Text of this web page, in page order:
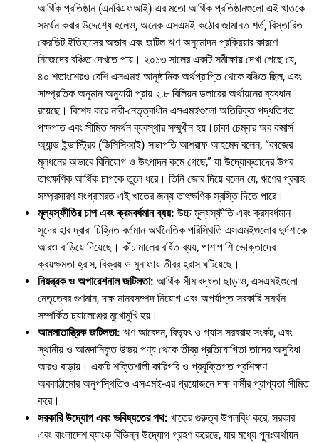
আর্থিক প্রতিষ্ঠান (এনবিএফআই) এর মতো আর্থিক প্রতিষ্ঠানগুলো এই খাতকে
সমর্থন করার উদ্দেশ্যে হলেও, অনেক এসএমই কঠোর জামানত শর্ত, বিস্তারিত
ক্রেডিট ইতিহাসের অভাব এবং জটিল ঋণ অনুমোদন প্রক্রিয়ার কারণে
নিজেদের বঞ্চিত দেখতে পায়। ২০১৩ সালের একটি সমীক্ষায় দেখা গেছে যে,
৪০ শতাংশেরও বেশি এসএমই আনুষ্ঠানিক অর্থপ্রাপ্তি থেকে বঞ্চিত ছিল, এবং
সাম্প্রতিক অনুমান অনুযায়ী প্রায় ২.৮ বিলিয়ন ডলারের অর্থায়নের ব্যবধান
রয়েছে। বিশেষ করে নারী-নেতৃত্বাধীন এসএমইগুলো অতিরিক্ত পদ্ধতিগত
পক্ষপাত এবং সীমিত সমর্থন ব্যবস্থার সম্মুখীন হয়।ঢাকা চেম্বার অব কমার্স
অ্যান্ড ইন্ডাস্ট্রির (ডিসিসিআই) সভাপতি আশরাফ আহমেদ বলেন, “কাজের
মূলধনের অভাবে বিনিয়োগ ও উৎপাদন কমে গেছে,” যা উদ্যোক্তাদের উপর
তাৎক্ষণিক আর্থিক চাপকে তুলে ধরে। তিনি জোর দিয়ে বলেন যে, ঋণের প্রবাহ
সম্প্রসারণ সংগ্রামরত এই খাতের জন্য তাৎক্ষণিক স্বস্তি দিতে পারে।
মূল্যস্ফীতির চাপ এবং ক্রমবর্ধমান ব্যয়: উচ্চ মূল্যস্ফীতি এবং ক্রমবর্ধমান
সুদের হার দ্বারা চিহ্নিত বর্তমান অর্থনৈতিক পরিস্থিতি এসএমইগুলোর দুর্দশাকে
আরও বাড়িয়ে দিয়েছে। কাঁচামালের বর্ধিত ব্যয়, পাশাপাশি ভোক্তাদের
ক্রয়ক্ষমতা হ্রাস, বিক্রয় ও মুনাফায় তীব্র হ্রাস ঘটিয়েছে।
নিয়ন্ত্রক ও অপারেশনাল জটিলতা: আর্থিক সীমাবদ্ধতা ছাড়াও, এসএমইগুলো
নেতৃত্বের গুণমান, দক্ষ মানবসম্পদ নিয়োগ এবং অপর্যাপ্ত সরকারি সমর্থন
সম্পর্কিত চ্যালেঞ্জের মুখোমুখি হয়।
আমলাতান্ত্রিক জটিলতা: ঋণ আবেদন, বিদ্যুৎ ও গ্যাস সরবরাহ সংকট, এবং
স্থানীয় ও আমদানিকৃত উভয় পণ্য থেকে তীব্র প্রতিযোগিতা তাদের অসুবিধা
আরও বাড়ায়। একটি শক্তিশালী কারিগরি ও প্রযুক্তিগত প্রশিক্ষণ
অবকাঠামোর অনুপস্থিতিও এসএমই-এর প্রয়োজনে দক্ষ কর্মীর প্রাপ্যতা সীমিত
করে।
সরকারি উদ্যোগ এবং ভবিষ্যতের পথ: খাতের গুরুত্ব উপলব্ধি করে, সরকার
এবং বাংলাদেশ ব্যাংক বিভিন্ন উদ্যোগ গ্রহণ করেছে, যার মধ্যে পুনঃঅর্থায়ন